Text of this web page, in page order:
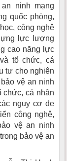
ninh mạng
quốc phòng,
công nghệ
lực lượng
cao năng lực
tổ chức, cá
tư cho nghiên
vệ an ninh
chức, cá nhân
nguy cơ đe
công nghệ,
vệ an ninh
bảo vệ an